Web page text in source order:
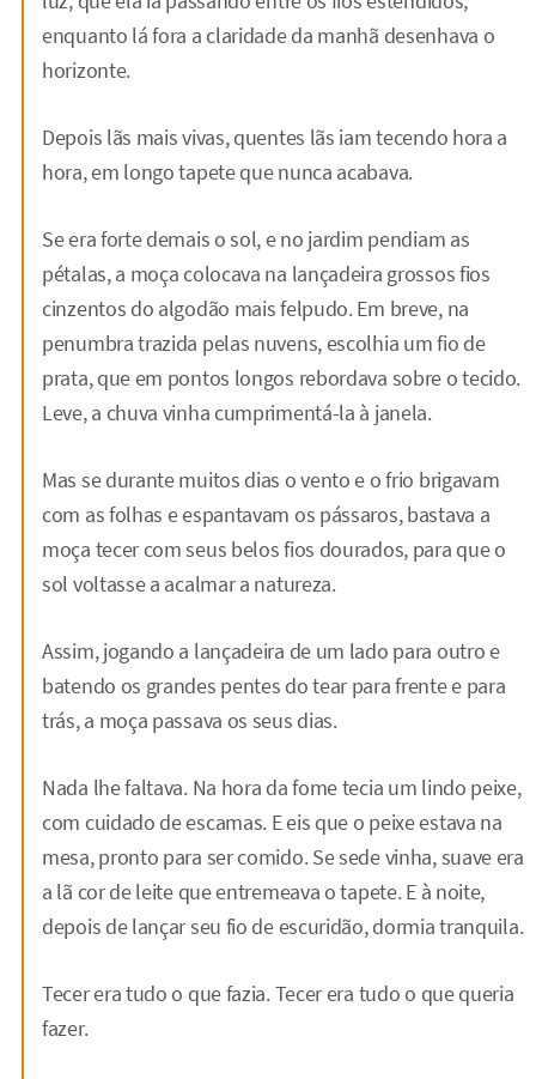
enquanto lá fora a claridade da manhã desenhava o
horizonte.
Depois lãs mais vivas, quentes lãs iam tecendo hora a
hora, em longo tapete que nunca acabava.
Se era forte demais o sol, e no jardim pendiam as
pétalas, a moça colocava na lançadeira grossos fios
cinzentos do algodão mais felpudo. Em breve, na
penumbra trazida pelas nuvens, escolhia um fio de
prata, que em pontos longos rebordava sobre o tecido.
Leve, a chuva vinha cumprimentá-la à janela.
Mas se durante muitos dias o vento e o frio brigavam
com as folhas e espantavam os pássaros, bastava a
moça tecer com seus belos fios dourados, para que o
sol voltasse a acalmar a natureza.
Assim, jogando a lançadeira de um lado para outro e
batendo os grandes pentes do tear para frente e para
trás, a moça passava os seus dias.
Nada lhe faltava. Na hora da fome tecia um lindo peixe,
com cuidado de escamas. E eis que o peixe estava na
mesa, pronto para ser comido. Se sede vinha, suave era
a lã cor de leite que entremeava o tapete. E à noite,
depois de lançar seu fio de escuridão, dormia tranquila.
Tecer era tudo o que fazia. Tecer era tudo o que queria
fazer.